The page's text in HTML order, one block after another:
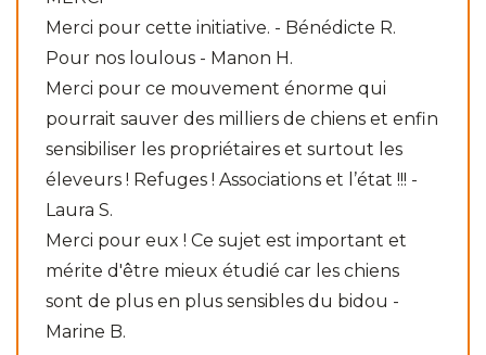
Merci pour cette initiative. - Bénédicte R.
Pour nos loulous - Manon H.
Merci pour ce mouvement énorme qui
pourrait sauver des milliers de chiens et enfin
sensibiliser les propriétaires et surtout les
éleveurs ! Refuges ! Associations et l’état !!! -
Laura S.
Merci pour eux ! Ce sujet est important et
mérite d'être mieux étudié car les chiens
sont de plus en plus sensibles du bidou -
Marine B.